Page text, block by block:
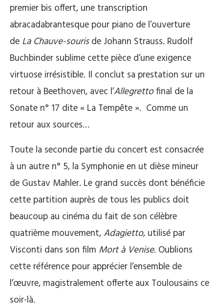
premier bis offert, une transcription
abracadabrantesque pour piano de l’ouverture
de La Chauve-sourisde Johann Strauss. Rudolf
Buchbinder sublime cette pièce d’une exigence
virtuose irrésistible. Il conclut sa prestation sur un
retour à Beethoven, avec l’Allegrettofinal de la
Sonate n° 17 dite « La Tempête ». Comme un
retour aux sources…
Toute la seconde partie du concert est consacrée
à un autre n° 5, la Symphonie en ut dièse mineur
de Gustav Mahler. Le grand succès dont bénéficie
cette partition auprès de tous les publics doit
beaucoup au cinéma du fait de son célèbre
quatrième mouvement, Adagietto, utilisé par
Visconti dans son film Mort à Venise. Oublions
cette référence pour apprécier l’ensemble de
l’œuvre, magistralement offerte aux Toulousains ce
soir-là.